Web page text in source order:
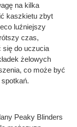
na kilka
kaszkietu zbyt
luźniejszy
czas,
się do uczucia
żelowych
co może być
Peaky Blinders